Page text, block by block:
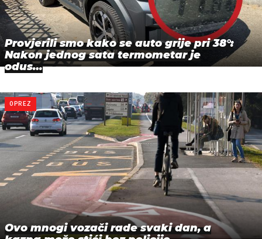
Provjerili smo kako se auto grije pri 38°:
Nakon jednog sata termometar je
odus…
OPREZ
Ovo mnogi vozači rade svaki dan, a